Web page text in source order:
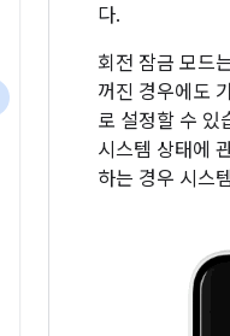
다.
회전 잠금 모드
꺼진 경우에도
로 설정할 수 있
시스템 상태에
하는 경우 시스